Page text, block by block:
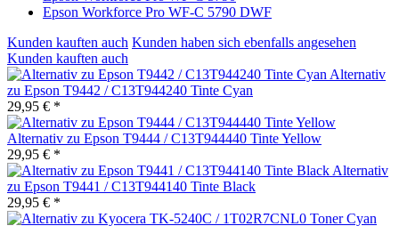
Epson Workforce Pro WF-C 5790 DWF
Kunden kauften auch Kunden haben sich ebenfalls angesehen
Kunden kauften auch
Alternativ
zu Epson T9442 / C13T944240 Tinte Cyan
29,95 € *
Alternativ zu Epson T9444 / C13T944440 Tinte Yellow
29,95 € *
Alternativ
zu Epson T9441 / C13T944140 Tinte Black
29,95 € *